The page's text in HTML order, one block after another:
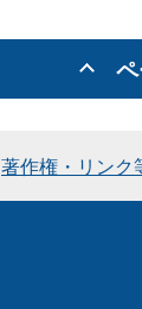
著作権・リンク